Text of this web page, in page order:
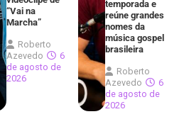
“Vai na
Marcha”
Roberto
Azevedo
6
de agosto de
2026
temporada e
reúne grandes
nomes da
música gospel
brasileira
Roberto
Azevedo
6
de agosto de
2026